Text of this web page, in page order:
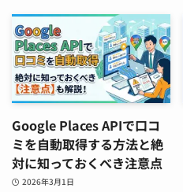
Google Places APIで口コ
ミを自動取得する方法と絶
対に知っておくべき注意点
2026年3月1日